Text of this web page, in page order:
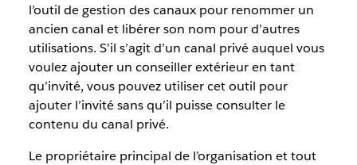
l’outil de gestion des canaux pour renommer un
ancien canal et libérer son nom pour d’autres
utilisations. S’il s’agit d’un canal privé auquel vous
voulez ajouter un conseiller extérieur en tant
qu’invité, vous pouvez utiliser cet outil pour
ajouter l’invité sans qu’il puisse consulter le
contenu du canal privé.
Le propriétaire principal de l’organisation et tout